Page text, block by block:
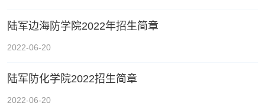
陆军边海防学院2022年招生简章
2022-06-20
陆军防化学院2022招生简章
2022-06-20